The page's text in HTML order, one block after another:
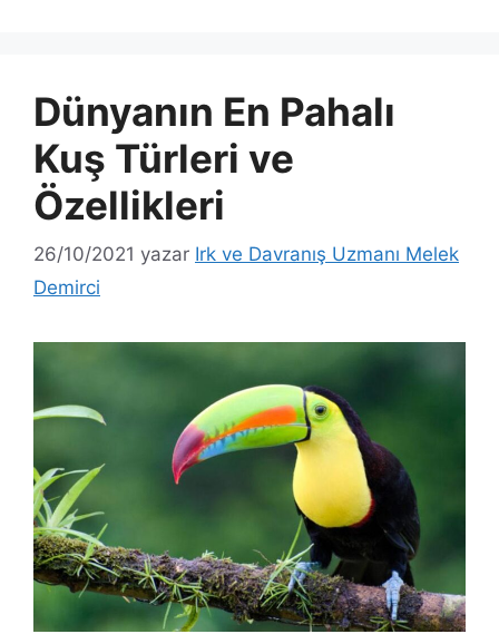
Dünyanın En Pahalı
Kuş Türleri ve
Özellikleri
26/10/2021 yazar Irk ve Davranış Uzmanı Melek
Demirci